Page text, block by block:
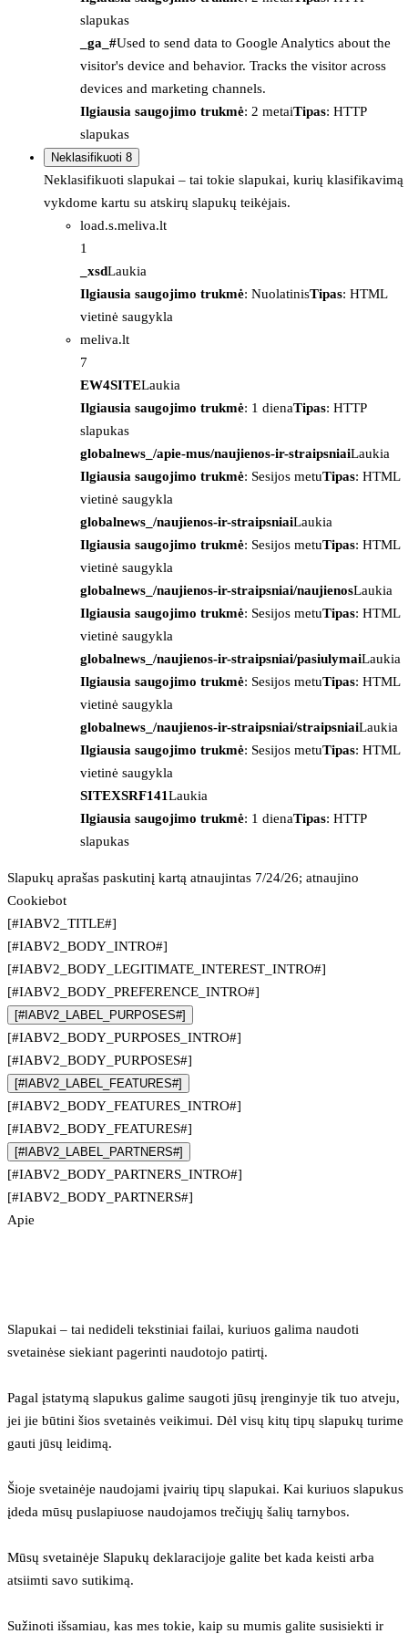
slapukas
_ga_#Used to send data to Google Analytics about the
visitor's device and behavior. Tracks the visitor across
devices and marketing channels.
Ilgiausia saugojimo trukmė: 2 metaiTipas: HTTP
slapukas
Neklasifikuoti 8
Neklasifikuoti slapukai – tai tokie slapukai, kurių klasifikavimą
vykdome kartu su atskirų slapukų teikėjais.
load.s.meliva.lt
1
_xsdLaukia
Ilgiausia saugojimo trukmė: NuolatinisTipas: HTML
vietinė saugykla
meliva.lt
7
EW4SITELaukia
Ilgiausia saugojimo trukmė: 1 dienaTipas: HTTP
slapukas
globalnews_/apie-mus/naujienos-ir-straipsniaiLaukia
Ilgiausia saugojimo trukmė: Sesijos metuTipas: HTML
vietinė saugykla
globalnews_/naujienos-ir-straipsniaiLaukia
Ilgiausia saugojimo trukmė: Sesijos metuTipas: HTML
vietinė saugykla
globalnews_/naujienos-ir-straipsniai/naujienosLaukia
Ilgiausia saugojimo trukmė: Sesijos metuTipas: HTML
vietinė saugykla
globalnews_/naujienos-ir-straipsniai/pasiulymaiLaukia
Ilgiausia saugojimo trukmė: Sesijos metuTipas: HTML
vietinė saugykla
globalnews_/naujienos-ir-straipsniai/straipsniaiLaukia
Ilgiausia saugojimo trukmė: Sesijos metuTipas: HTML
vietinė saugykla
SITEXSRF141Laukia
Ilgiausia saugojimo trukmė: 1 dienaTipas: HTTP
slapukas
Slapukų aprašas paskutinį kartą atnaujintas 7/24/26; atnaujino
Cookiebot
[#IABV2_TITLE#]
[#IABV2_BODY_INTRO#]
[#IABV2_BODY_LEGITIMATE_INTEREST_INTRO#]
[#IABV2_BODY_PREFERENCE_INTRO#]
[#IABV2_LABEL_PURPOSES#]
[#IABV2_BODY_PURPOSES_INTRO#]
[#IABV2_BODY_PURPOSES#]
[#IABV2_LABEL_FEATURES#]
[#IABV2_BODY_FEATURES_INTRO#]
[#IABV2_BODY_FEATURES#]
[#IABV2_LABEL_PARTNERS#]
[#IABV2_BODY_PARTNERS_INTRO#]
[#IABV2_BODY_PARTNERS#]
Apie
Slapukai – tai nedideli tekstiniai failai, kuriuos galima naudoti
svetainėse siekiant pagerinti naudotojo patirtį.
Pagal įstatymą slapukus galime saugoti jūsų įrenginyje tik tuo atveju,
jei jie būtini šios svetainės veikimui. Dėl visų kitų tipų slapukų turime
gauti jūsų leidimą.
Šioje svetainėje naudojami įvairių tipų slapukai. Kai kuriuos slapukus
įdeda mūsų puslapiuose naudojamos trečiųjų šalių tarnybos.
Mūsų svetainėje Slapukų deklaracijoje galite bet kada keisti arba
atsiimti savo sutikimą.
Sužinoti išsamiau, kas mes tokie, kaip su mumis galite susisiekti ir